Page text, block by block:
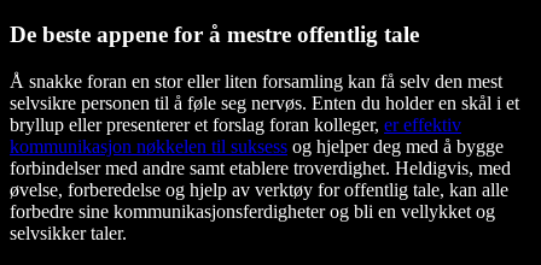
De beste appene for å mestre offentlig tale
Å snakke foran en stor eller liten forsamling kan få selv den mest
selvsikre personen til å føle seg nervøs. Enten du holder en skål i et
bryllup eller presenterer et forslag foran kolleger, er effektiv
kommunikasjon nøkkelen til suksess og hjelper deg med å bygge
forbindelser med andre samt etablere troverdighet. Heldigvis, med
øvelse, forberedelse og hjelp av verktøy for offentlig tale, kan alle
forbedre sine kommunikasjonsferdigheter og bli en vellykket og
selvsikker taler.